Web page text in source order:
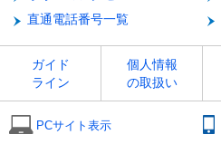
直通電話番号一覧
ガイド
ライン
個人情報
の取扱い
PCサイト表示